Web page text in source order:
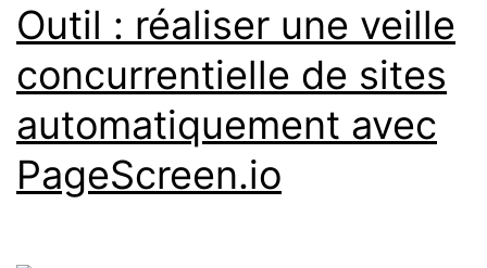
Outil : réaliser une veille
concurrentielle de sites
automatiquement avec
PageScreen.io